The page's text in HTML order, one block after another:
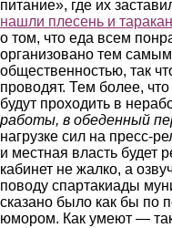
питание», где их
нашли плесень и
о том, что еда всем
организовано тем
общественностью, так
проводят. Тем более,
будут проходить в
работы, в обеденный
нагрузке сил на пресс-
и местная власть будет
кабинет не жалко, а
поводу спартакиады
сказано было как бы по
юмором. Как умеют —